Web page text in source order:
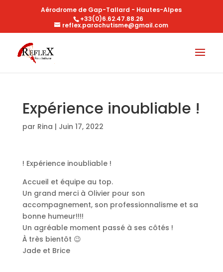
Aérodrome de Gap-Tallard - Hautes-Alpes
+33(0)6.62.47.88.26
reflex.parachutisme@gmail.com
Expérience inoubliable !
par Rina | Juin 17, 2022
! Expérience inoubliable !
Accueil et équipe au top.
Un grand merci à Olivier pour son
accompagnement, son professionnalisme et sa
bonne humeur!!!!
Un agréable moment passé à ses côtés !
À très bientôt 😉
Jade et Brice